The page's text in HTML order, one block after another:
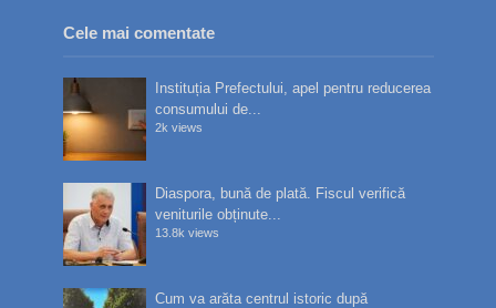
Cele mai comentate
Instituția Prefectului, apel pentru reducerea
consumului de...
2k views
Diaspora, bună de plată. Fiscul verifică
veniturile obținute...
13.8k views
Cum va arăta centrul istoric după